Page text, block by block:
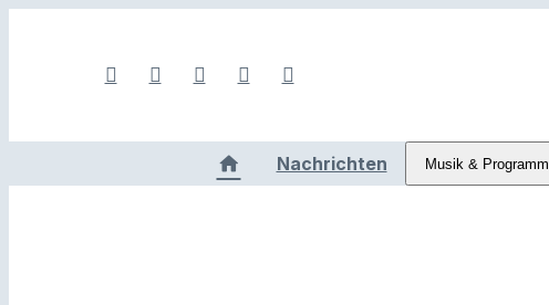
Nachrichten Musik & Programm